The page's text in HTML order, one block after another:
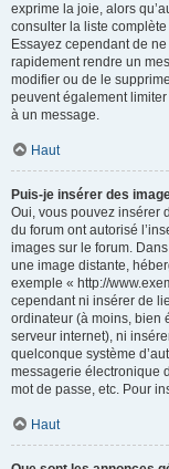
exprime la joie, alors
consulter la liste
Essayez cependant de
rapidement rendre un
modifier ou de le
peuvent également limiter
à un message.
Haut
Puis-je insérer des
Oui, vous pouvez insérer
du forum ont autorisé
images sur le forum.
une image distante,
exemple « http://
cependant ni insérer de
ordinateur (à moins, bien
serveur internet), ni
quelconque système
messagerie électronique
mot de passe, etc. Pour
Haut